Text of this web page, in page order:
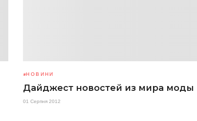
НОВИНИ
Дайджест новостей из мира моды
01 Серпня 2012